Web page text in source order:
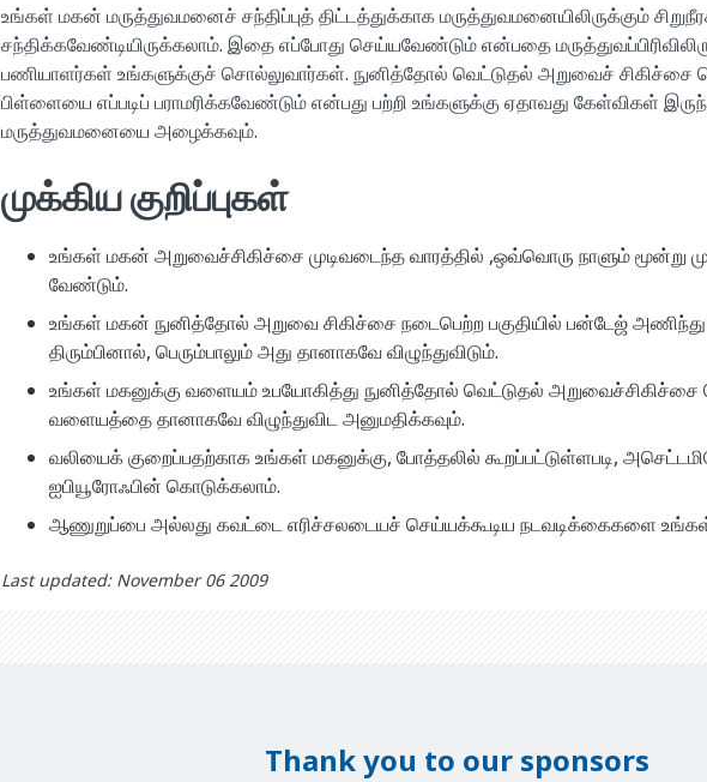
உங்கள் மகன் மருத்துவமனைச் சந்திப்புத் திட்டத்துக்காக மருத்துவமனையிலிருக்கும்
சந்திக்கவேண்டியிருக்கலாம். இதை எப்போது செய்யவேண்டும் என்பதை
பணியாளர்கள் உங்களுக்குச் சொல்லுவார்கள். நுனித்தோல் வெட்டுதல் அறுவைச் சிகிச்சை
பிள்ளையை எப்படிப் பராமரிக்கவேண்டும் என்பது பற்றி உங்களுக்கு ஏதாவது கேள்விகள்
மருத்துவமனையை அழைக்கவும்.
முக்கிய குறிப்புகள்
உங்கள் மகன் அறுவைச்சிகிச்சை முடிவடைந்த வாரத்தில் ,ஒவ்வொரு நாளும் மூன்று
வேண்டும்.
உங்கள் மகன் நுனித்தோல் அறுவை சிகிச்சை நடைபெற்ற பகுதியில் பன்டேஜ்
திரும்பினால், பெரும்பாலும் அது தானாகவே விழுந்துவிடும்.
உங்கள் மகனுக்கு வளையம் உபயோகித்து நுனித்தோல் வெட்டுதல் அறுவைச்சிகிச்சை
வளையத்தை தானாகவே விழுந்துவிட அனுமதிக்கவும்.
வலியைக் குறைப்பதற்காக உங்கள் மகனுக்கு, போத்தலில் கூறப்பட்டுள்ளபடி,
ஐபியூரோஃபின் கொடுக்கலாம்.
ஆணுறுப்பை அல்லது கவட்டை எரிச்சலடையச் செய்யக்கூடிய நடவடிக்கைகளை
Last updated: November 06 2009
Thank you to our sponsors